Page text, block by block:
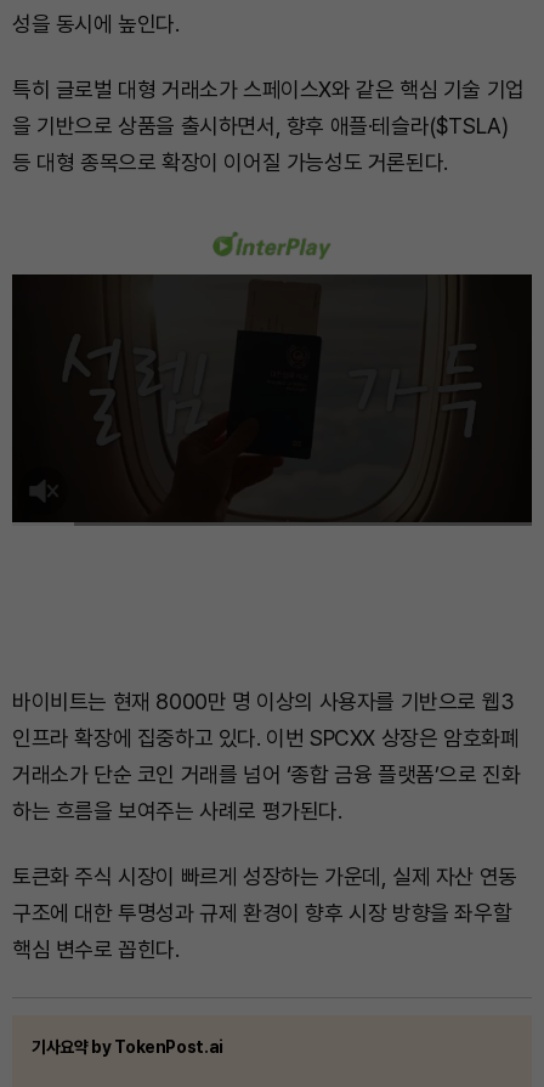
성을 동시에 높인다.
특히 글로벌 대형 거래소가 스페이스X와 같은 핵심 기술 기업
을 기반으로 상품을 출시하면서, 향후 애플·테슬라($TSLA)
등 대형 종목으로 확장이 이어질 가능성도 거론된다.
바이비트는 현재 8000만 명 이상의 사용자를 기반으로 웹3
인프라 확장에 집중하고 있다. 이번 SPCXX 상장은 암호화폐
거래소가 단순 코인 거래를 넘어 ‘종합 금융 플랫폼’으로 진화
하는 흐름을 보여주는 사례로 평가된다.
토큰화 주식 시장이 빠르게 성장하는 가운데, 실제 자산 연동
구조에 대한 투명성과 규제 환경이 향후 시장 방향을 좌우할
핵심 변수로 꼽힌다.
기사요약 by TokenPost.ai